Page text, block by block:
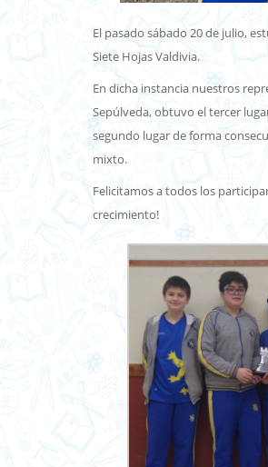
El pasado sábado 20 de julio,
Siete Hojas Valdivia.
En dicha instancia nuestros
Sepúlveda, obtuvo el tercer
segundo lugar de forma
mixto.
Felicitamos a todos los
crecimiento!